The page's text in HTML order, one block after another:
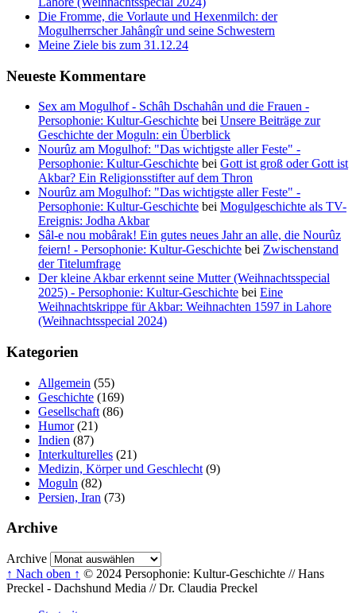
Die Fromme, die Vorlaute und Hexenmilch: der
Mogulherrscher Jahângîr und seine Schwestern
Meine Ziele bis zum 31.12.24
Neueste Kommentare
Sex am Mogulhof - Schâh Dschahân und die Frauen -
Persophonie: Kultur-Geschichte bei Unsere Beiträge zur
Geschichte der Moguln: ein Überblick
Nourûz am Mogulhof: "Das wichtigste aller Feste" -
Persophonie: Kultur-Geschichte bei Gott ist groß oder Gott ist
Akbar? Ein Religionsstifter auf dem Thron
Nourûz am Mogulhof: "Das wichtigste aller Feste" -
Persophonie: Kultur-Geschichte bei Mogulgeschichte als TV-
Ereignis: Jodha Akbar
Sâl-e nou mobârak! Ein gutes neues Jahr an alle, die Nourûz
feiern! - Persophonie: Kultur-Geschichte bei Zwischenstand
der Titelumfrage
Der kleine Akbar erkennt seine Mutter (Weihnachtsspecial
2025) - Persophonie: Kultur-Geschichte bei Eine
Weihnachtskrippe für Akbar: Weihnachten 1597 in Lahore
(Weihnachtsspecial 2024)
Kategorien
Allgemein (55)
Geschichte (169)
Gesellschaft (86)
Humor(21)
Indien (87)
Interkulturelles (21)
Medizin, Körper und Geschlecht (9)
Moguln (82)
Persien, Iran (73)
Archive
Archive
↑ Nach oben ↑ © 2024 Persophonie: Kultur-Geschichte // Hans
Preckel - Dachshund Media // Dr. Claudia Preckel